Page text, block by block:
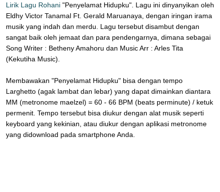
Lirik Lagu Rohani "Penyelamat Hidupku". Lagu ini dinyanyikan oleh
Eldhy Victor Tanamal Ft. Gerald Maruanaya, dengan iringan irama
musik yang indah dan merdu. Lagu tersebut disambut dengan
sangat baik oleh jemaat dan para pendengarnya, dimana sebagai
Song Writer : Betheny Amahoru dan Music Arr : Arles Tita
(Kekutiha Music).
Membawakan "Penyelamat Hidupku" bisa dengan tempo
Larghetto (agak lambat dan lebar) yang dapat dimainkan diantara
MM (metronome maelzel) = 60 - 66 BPM (beats perminute) / ketuk
permenit. Tempo tersebut bisa diukur dengan alat musik seperti
keyboard yang kekinian, atau diukur dengan aplikasi metronome
yang didownload pada smartphone Anda.